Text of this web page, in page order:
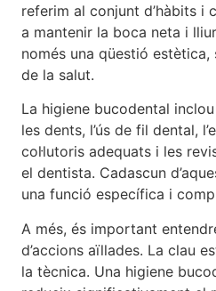
referim al conjunt d’hàbits i
a mantenir la boca neta i
només una qüestió
de la salut.
La higiene bucodental
les dents, l’ús de fil dental,
col·lutoris adequats i les
el dentista. Cadascun
una funció específica i
A més, és important
d’accions aïllades. La clau
la tècnica. Una higiene